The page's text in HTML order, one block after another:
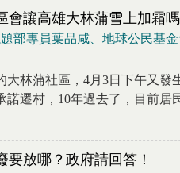
會讓高雄大林蒲雪上加霜嗎
部專員葉品咸、地球公民基
大林蒲社區，4月3日下午又
諾遷村，10年過去了，目前居
要放哪？政府請回答！